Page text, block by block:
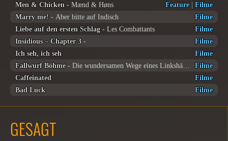
Men & Chicken - Mænd & Høns Feature| Filme
Marry me! - Aber bitte auf Indisch
Filme
Liebe auf den ersten Schlag - Les Combattants
Filme
Insidious – Chapter 3-
Filme
Ich seh, ich seh
Filme
Fallwurf Böhme
Filme
Caffeinated
Filme
Bad Luck
Filme
GESAGT